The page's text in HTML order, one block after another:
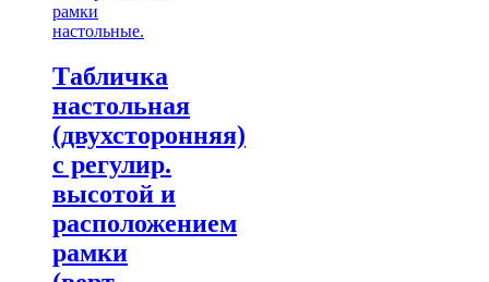
рамки
настольные.
Tабличка
настольная
(двухсторонняя)
с регулир.
высотой и
расположением
рамки